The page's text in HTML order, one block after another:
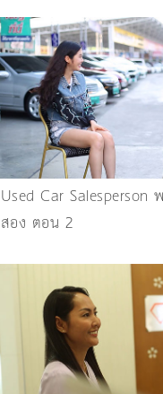
Used Car Salesperson
สอง ตอน 2